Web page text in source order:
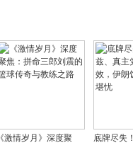
《激情岁月》深度聚
底牌尽失